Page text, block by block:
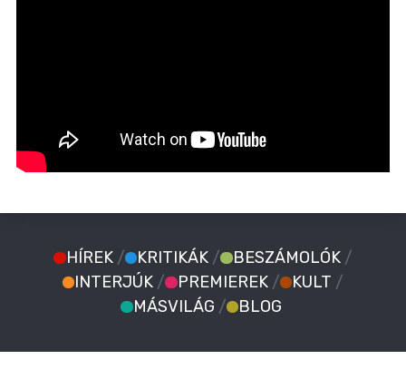
HÍREK / KRITIKÁK / BESZÁMOLÓK /
INTERJÚK / PREMIEREK / KULT /
MÁSVILÁG / BLOG